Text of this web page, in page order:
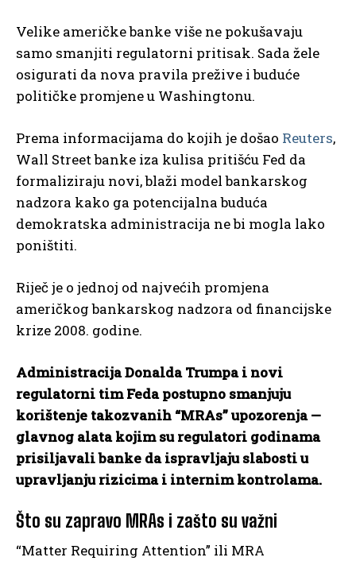
Velike američke banke više ne pokušavaju
samo smanjiti regulatorni pritisak. Sada žele
osigurati da nova pravila prežive i buduće
političke promjene u Washingtonu.
Prema informacijama do kojih je došao Reuters,
Wall Street banke iza kulisa pritišću Fed da
formaliziraju novi, blaži model bankarskog
nadzora kako ga potencijalna buduća
demokratska administracija ne bi mogla lako
poništiti.
Riječ je o jednoj od najvećih promjena
američkog bankarskog nadzora od financijske
krize 2008. godine.
Administracija Donalda Trumpa i novi
regulatorni tim Feda postupno smanjuju
korištenje takozvanih “MRAs” upozorenja —
glavnog alata kojim su regulatori godinama
prisiljavali banke da ispravljaju slabosti u
upravljanju rizicima i internim kontrolama.
Što su zapravo MRAs i zašto su važni
“Matter Requiring Attention” ili MRA